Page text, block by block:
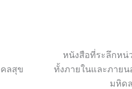
ลสุข
หนังสือที่ระลึกหน่
ทั้งภายในและภาย
มหิดล